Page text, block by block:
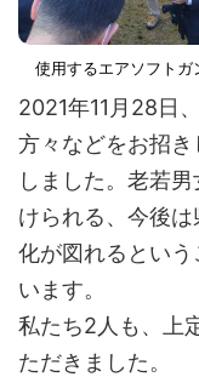
使用するエアソフトガ
2021年11月28日
方々などをお招
しました。老若
けられる、今後
化が図れるとい
います。
私たち2人も、上
ただきました。